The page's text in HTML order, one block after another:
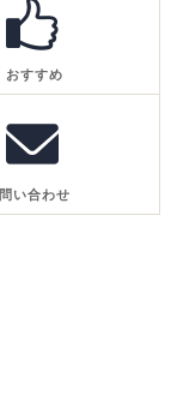
おすすめ
問い合わせ